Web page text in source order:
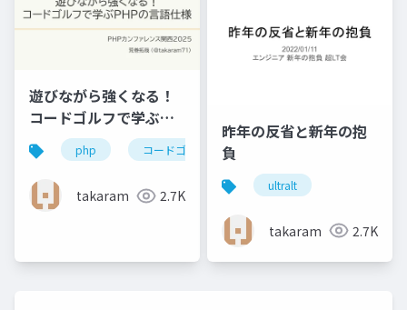
遊びながら強くなる！
コードゴルフで学ぶ
PHPの言語仕様
php コードゴルフ
takaram 2.7K
昨年の反省と新年の抱
負
ultralt
takaram 2.7K